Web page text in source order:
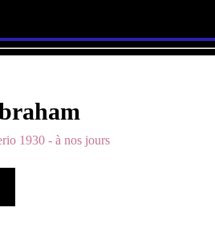
1930 - à nos jours